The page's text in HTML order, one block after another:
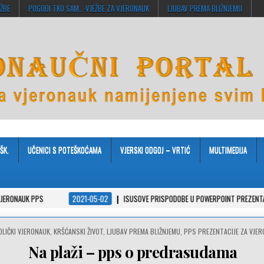
POGODI TKO SAM…-VJEŽBE ZA VJERONAUK LJUBAV PREMA BLIŽNJEMU
UČENICI S POTEŠKOĆAMA VJERSKI ODGOJ – VRTIĆ MULTIMEDIJA
2021-05-02 ISUSOVE PRISPODOBE U POWERPOINT PREZENTACIJAMA
VJERONAUK ,KRŠĆANSKI ŽIVOT ,LJUBAV PREMA BLIŽNJEMU ,PPS PREZENTACIJE ZA
Na plaži – pps o predrasudama